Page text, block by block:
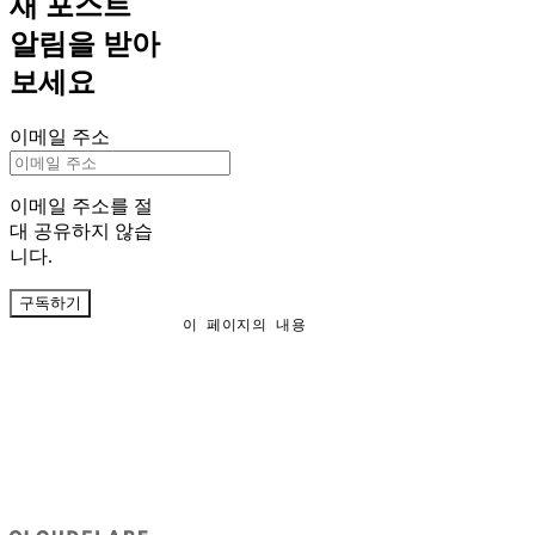
이 페이지의 내용
알림을 받아
보세요
이메일 주소
이메일 주소를 절
대 공유하지 않습
니다.
구독하기